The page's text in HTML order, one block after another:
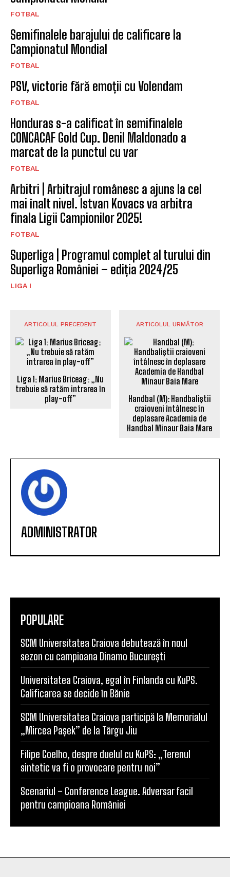
FOTBAL
Semifinalele barajului de calificare la
Campionatul Mondial
FOTBAL
PSV, victorie fără emoții cu Volendam
FOTBAL
Honduras s-a calificat în semifinalele
CONCACAF Gold Cup. Denil Maldonado a
marcat de la punctul cu var
FOTBAL
Arbitri | Arbitrajul românesc a ajuns la cel
mai înalt nivel. Istvan Kovacs va arbitra
finala Ligii Campionilor 2025!
FOTBAL
Superliga | Programul complet al turului din
Superliga României – ediția 2024/25
LIGA I
ARTICOLUL PRECEDENT
Liga 1: Marius Briceag: „Nu
trebuie să ratăm intrarea în
play-off”
ARTICOLUL URMĂTOR
Handbal (M): Handbaliştii
craioveni întâlnesc în
deplasare Academia de
Handbal Minaur Baia Mare
ADMINISTRATOR
POPULARE
SCM Universitatea Craiova debutează în noul
sezon cu campioana Dinamo București
Universitatea Craiova, egal în Finlanda cu KuPS.
Calificarea se decide în Bănie
SCM Universitatea Craiova participă la Memorialul
„Mircea Pașek” de la Târgu Jiu
Filipe Coelho, despre duelul cu KuPS: „Terenul
sintetic va fi o provocare pentru noi”
Scenariul – Conference League. Adversar facil
pentru campioana României